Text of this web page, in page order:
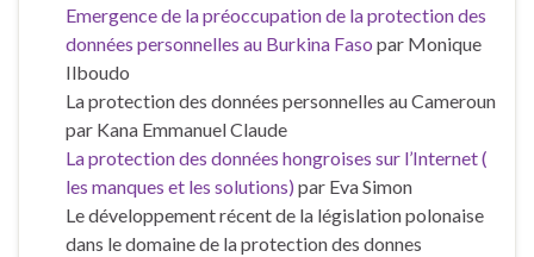
Emergence de la préoccupation de la protection des
données personnelles au Burkina Faso par Monique
Ilboudo
La protection des données personnelles au Cameroun
par Kana Emmanuel Claude
La protection des données hongroises sur l’Internet (
les manques et les solutions) par Eva Simon
Le développement récent de la législation polonaise
dans le domaine de la protection des donnes